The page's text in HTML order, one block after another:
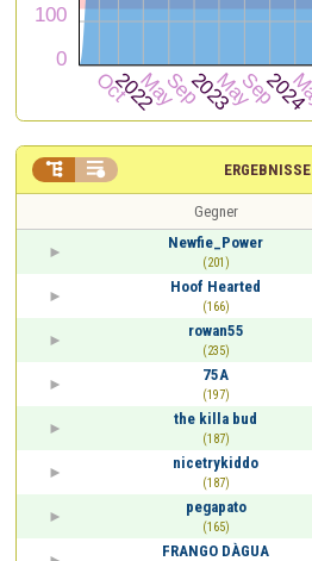
ERGEBNISSE
 
Gegner
Newfie_Power
(201)
Hoof Hearted
(166)
rowan55
(235)
75A
(197)
the killa bud
(187)
nicetrykiddo
(187)
pegapato
(165)
FRANGO DÀGUA